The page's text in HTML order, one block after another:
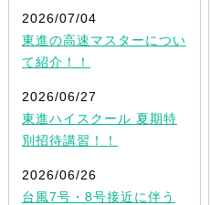
2026/07/04
東進の高速マスターについ
て紹介！！
2026/06/27
東進ハイスクール 夏期特
別招待講習！！
2026/06/26
台風7号・8号接近に伴う